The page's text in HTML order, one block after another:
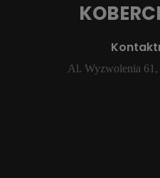
Al. Wyzwolenia